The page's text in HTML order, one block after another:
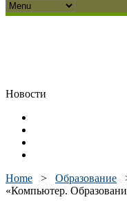
Новости
Home > Образование
«Компьютер.